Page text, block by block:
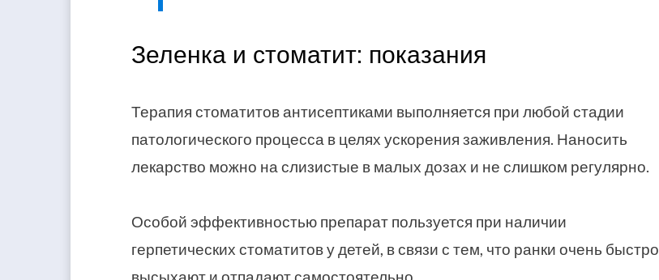
Зеленка и стоматит: показания
Терапия стоматитов антисептиками выполняется при любой стадии
патологического процесса в целях ускорения заживления. Наносить
лекарство можно на слизистые в малых дозах и не слишком регулярно.
Особой эффективностью препарат пользуется при наличии
герпетических стоматитов у детей, в связи с тем, что ранки очень быстро